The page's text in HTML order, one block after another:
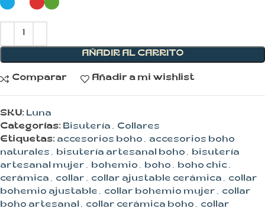
AÑADIR AL CARRITO
Comparar Añadir a mi wishlist
SKU: Luna
Categorías: Bisutería , Collares
Etiquetas: accesorios boho , accesorios boho
naturales , bisutería artesanal boho , bisutería
artesanal mujer , bohemio , boho , boho chic,
cerámica , collar , collar ajustable cerámica , collar
bohemio ajustable , collar bohemio mujer , collar
boho artesanal, collar cerámica boho , collar